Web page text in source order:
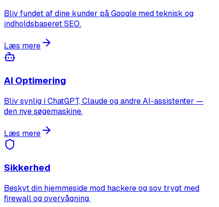
Bliv fundet af dine kunder på Google med teknisk og
indholdsbaseret SEO.
Læs mere
AI Optimering
Bliv synlig i ChatGPT, Claude og andre AI-assistenter —
den nye søgemaskine.
Læs mere
Sikkerhed
Beskyt din hjemmeside mod hackere og sov trygt med
firewall og overvågning.